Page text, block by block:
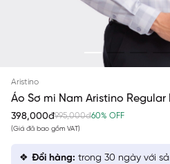
Aristino
Áo Sơ mi Nam Aristino Regular
398,000đ995,000đ60% OFF
(Giá đã bao gồm VAT)
Đổi hàng: trong 30 ngày với